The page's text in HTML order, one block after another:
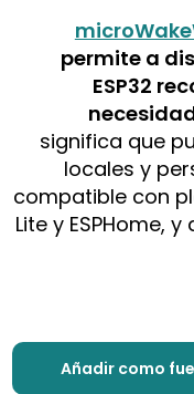
permite a
ESP32
significa que
locales y
compatible con
Lite y ESPHome,
Añadir como